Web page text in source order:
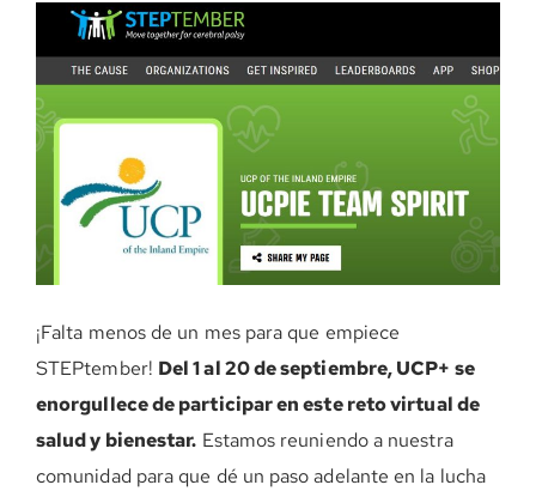
DONE AHORA
¡Falta menos de un mes para que empiece
STEPtember! Del 1 al 20 de septiembre, UCP+ se
enorgullece de participar en este reto virtual de
salud y bienestar. Estamos reuniendo a nuestra
comunidad para que dé un paso adelante en la lucha